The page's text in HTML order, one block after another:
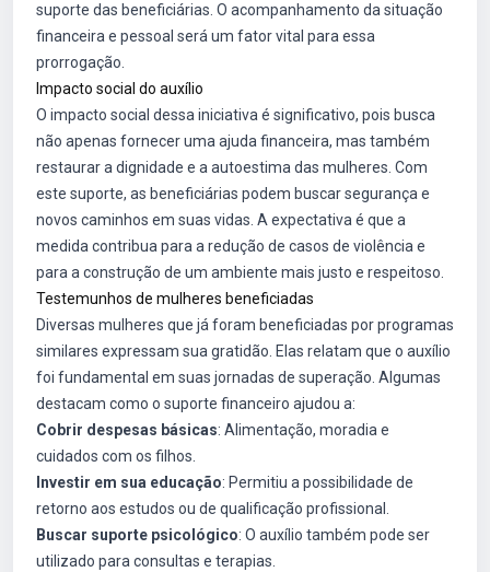
suporte das beneficiárias. O acompanhamento da situação
financeira e pessoal será um fator vital para essa
prorrogação.
Impacto social do auxílio
O impacto social dessa iniciativa é significativo, pois busca
não apenas fornecer uma ajuda financeira, mas também
restaurar a dignidade e a autoestima das mulheres. Com
este suporte, as beneficiárias podem buscar segurança e
novos caminhos em suas vidas. A expectativa é que a
medida contribua para a redução de casos de violência e
para a construção de um ambiente mais justo e respeitoso.
Testemunhos de mulheres beneficiadas
Diversas mulheres que já foram beneficiadas por programas
similares expressam sua gratidão. Elas relatam que o auxílio
foi fundamental em suas jornadas de superação. Algumas
destacam como o suporte financeiro ajudou a:
Cobrir despesas básicas: Alimentação, moradia e
cuidados com os filhos.
Investir em sua educação: Permitiu a possibilidade de
retorno aos estudos ou de qualificação profissional.
Buscar suporte psicológico: O auxílio também pode ser
utilizado para consultas e terapias.